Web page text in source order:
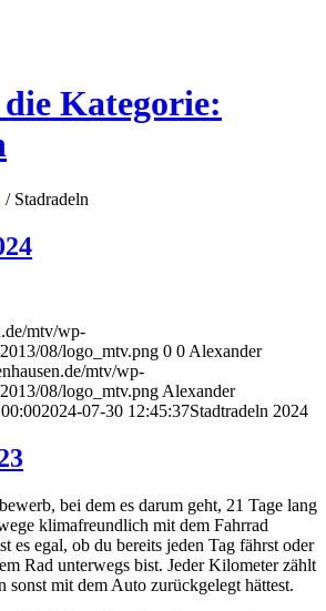
Kategorie:
/ Stadradeln
mtv/wp-
08/logo_mtv.png 0 0 Alexander
mtv/wp-
08/logo_mtv.png Alexander
2024-07-30 12:45:37Stadtradeln 2024
bei dem es darum geht, 21 Tage lang
klimafreundlich mit dem Fahrrad
es egal, ob du bereits jeden Tag fährst oder
Rad unterwegs bist. Jeder Kilometer zählt
sonst mit dem Auto zurückgelegt hättest.